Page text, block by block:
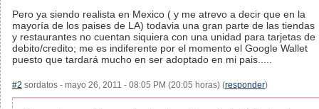
Pero ya siendo realista en Mexico ( y me atrevo a decir que en la
mayoría de los paises de LA) todavia una gran parte de las tiendas
y restaurantes no cuentan siquiera con una unidad para tarjetas de
debito/credito; me es indiferente por el momento el Google Wallet
puesto que tardará mucho en ser adoptado en mi pais.....
#2 sordatos - mayo 26, 2011 - 08:05 PM (20:05 horas) (responder)